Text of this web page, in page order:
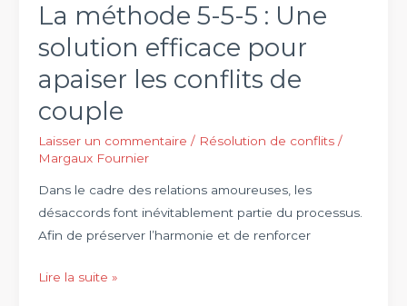
zodiaque
La méthode 5-5-5 : Une
solution efficace pour
apaiser les conflits de
couple
Laisser un commentaire / Résolution de conflits/
Margaux Fournier
Dans le cadre des relations amoureuses, les
désaccords font inévitablement partie du processus.
Afin de préserver l’harmonie et de renforcer
La
Lire la suite »